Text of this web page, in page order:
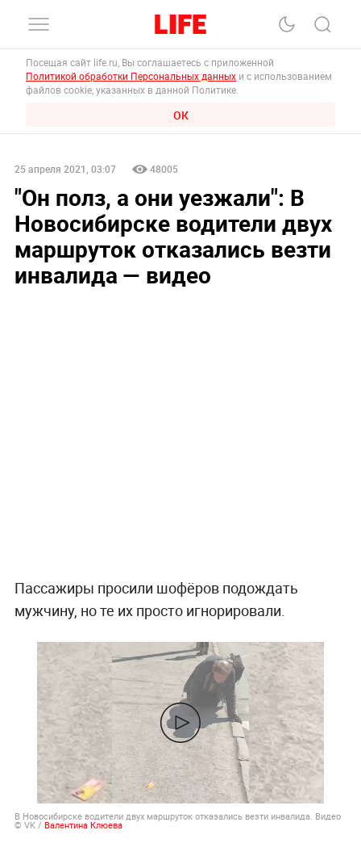
Посещая сайт life.ru, Вы соглашаетесь с приложенной
Политикой обработки Персональных данных и с использованием
файлов cookie, указанных в данной Политике.
ОК
25 апреля 2021, 03:07 48005
"Он полз, а они уезжали": В
Новосибирске водители двух
маршруток отказались везти
инвалида — видео
Пассажиры просили шофёров подождать
мужчину, но те их просто игнорировали.
В Новосибирске водители двух маршруток отказались везти инвалида. Видео
© VK / Валентина Клюева